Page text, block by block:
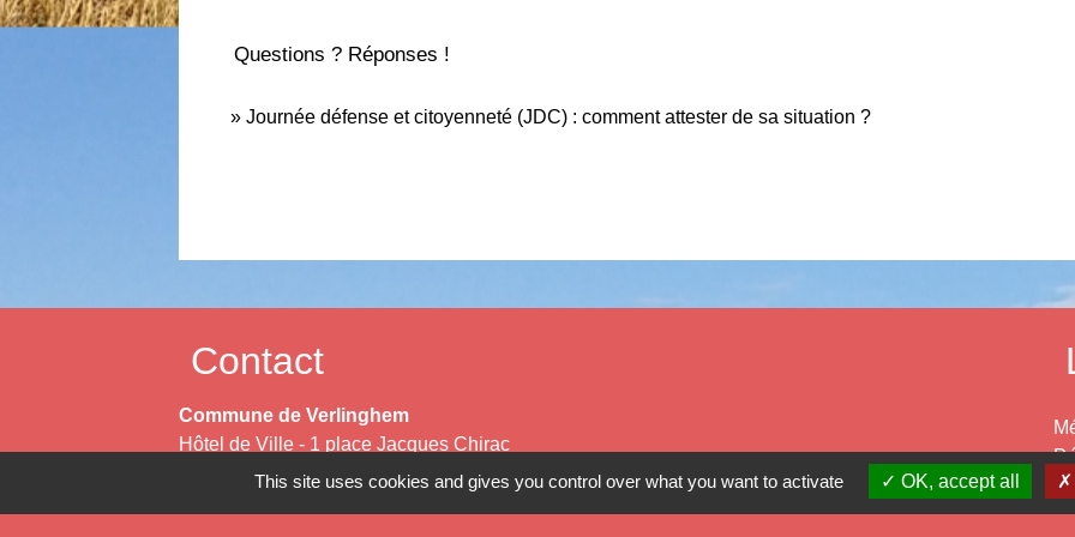
Questions ? Réponses !
Journée défense et citoyenneté (JDC) : comment attester de sa situation ?
Contact
Commune de Verlinghem
Hôtel de Ville - 1 place Jacques Chirac
59237 Verlinghem - FRANCE
This site uses cookies and gives you control over what you want to activate OK, accept all